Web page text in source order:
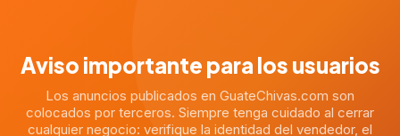
Aviso importante para los usuarios
Los anuncios publicados en GuateChivas.com son
colocados por terceros. Siempre tenga cuidado al cerrar
cualquier negocio: verifique la identidad del vendedor, el